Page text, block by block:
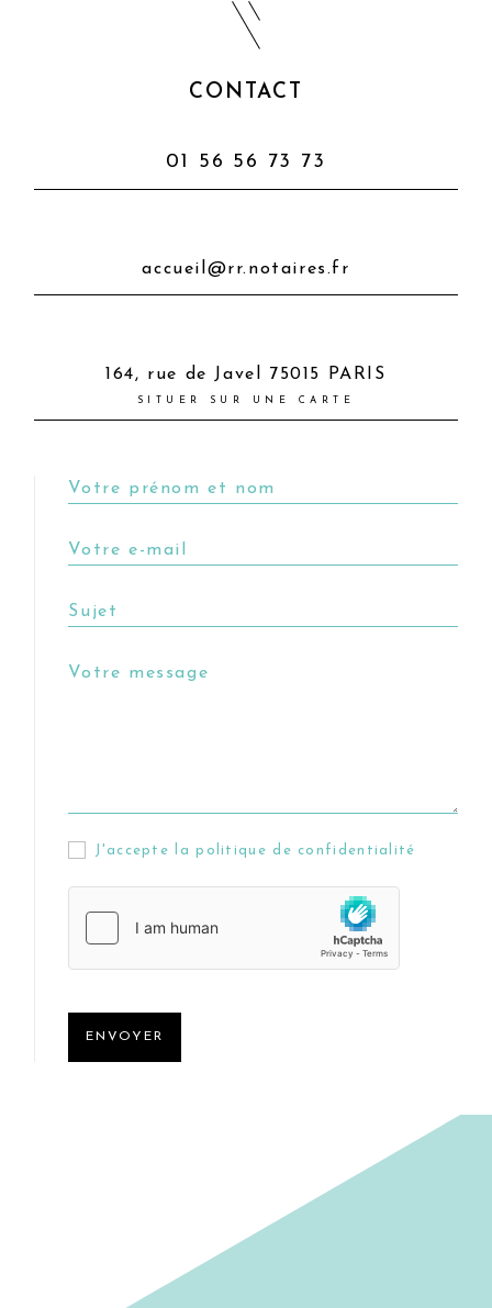
CONTACT
01 56 56 73 73
accueil@rr.notaires.fr
164, rue de Javel 75015 PARIS
SITUER SUR UNE CARTE
J'accepte la politique de confidentialité
ENVOYER